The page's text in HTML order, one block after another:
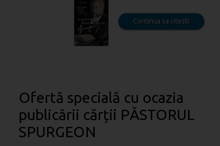
Continua sa citesti
Ofertă specială cu ocazia
publicării cărții PĂSTORUL
SPURGEON